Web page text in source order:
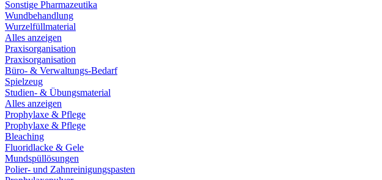
Sonstige Pharmazeutika
Wundbehandlung
Wurzelfüllmaterial
Alles anzeigen
Praxisorganisation
Praxisorganisation
Büro- & Verwaltungs-Bedarf
Spielzeug
Studien- & Übungsmaterial
Alles anzeigen
Prophylaxe & Pflege
Prophylaxe & Pflege
Bleaching
Fluoridlacke & Gele
Mundspüllösungen
Polier- und Zahnreinigungspasten